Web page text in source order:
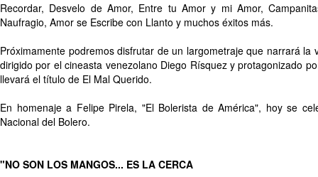
Recordar, Desvelo de Amor, Entre tu Amor y mi Amor,
Naufragio, Amor se Escribe con Llanto y muchos éxitos más.
Próximamente podremos disfrutar de un largometraje que narrará la
dirigido por el cineasta venezolano Diego Rísquez y protagonizado
llevará el título de El Mal Querido.
En homenaje a Felipe Pirela, "El Bolerista de América", hoy se
Nacional del Bolero.
"NO SON LOS MANGOS... ES LA CERCA